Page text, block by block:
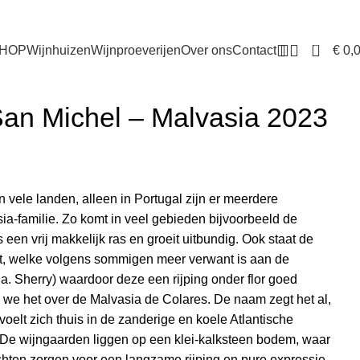
WijnhuizenWijnproeverijenOver onsContact 0 €
Michel – Malvasia 2023
vele landen, alleen in Portugal zijn er meerdere
familie. Zo komt in veel gebieden bijvoorbeeld de
een vrij makkelijk ras en groeit uitbundig. Ook staat de
welke volgens sommigen meer verwant is aan de
Sherry) waardoor deze een rijping onder flor goed
het over de Malvasia de Colares. De naam zegt het al,
zich thuis in de zanderige en koele Atlantische
wijngaarden liggen op een klei-kalksteen bodem, waar